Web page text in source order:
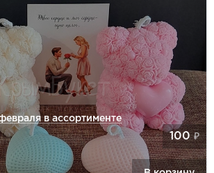
в ассортименте
100₽